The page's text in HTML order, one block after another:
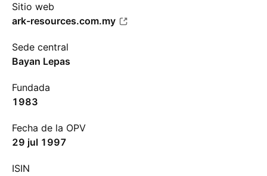
Sitio web
ark-resources.com.my
Sede central
Bayan Lepas
Fundada
1983
Fecha de la OPV
29 jul 1997
ISIN